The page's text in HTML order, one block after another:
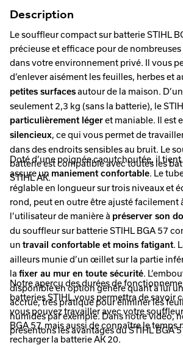
Description
Le souffleur compact sur batterie STIHL
précieuse et efficace pour de
dans votre environnement privé. Il vous
d’enlever aisément les feuilles, herbes et
petites surfacesautour de la maison.
seulement 2,3 kg (sans la batterie), le
particulièrement légeret maniable. Il est
silencieux, ce qui vous permet de
dans des endroits sensibles au bruit. Le
batterie est compatible avec toutes les
STIHL AK.
Doté d’une poignée caoutchoutée, il
assure un maniement confortable. Le
réglable en longueur sur trois niveaux et
rond, peut en outre être ajusté facilement
l’utilisateur de manière à préserver son
du souffleur sur batterie STIHL BGA 57
un travail confortable et moins fatigant.
ailleurs munie d’un œillet sur la partie
la fixer au mur en toute sécurité.
disponible en option génère quant à lui
accrue, très pratique pour éliminer les
humides par exemple. Dans notre vidéo,
présentons les avantages du STIHL BGA
Notre aperçu des durées de
batteries STIHL vous permettra de savoir
vous pouvez travailler avec votre
BGA 57, mais aussi de connaître le temps
recharger la batterie AK 20.